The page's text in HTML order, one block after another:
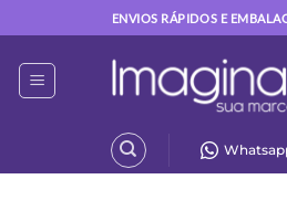
to
content
ENVIOS RÁPIDOS E